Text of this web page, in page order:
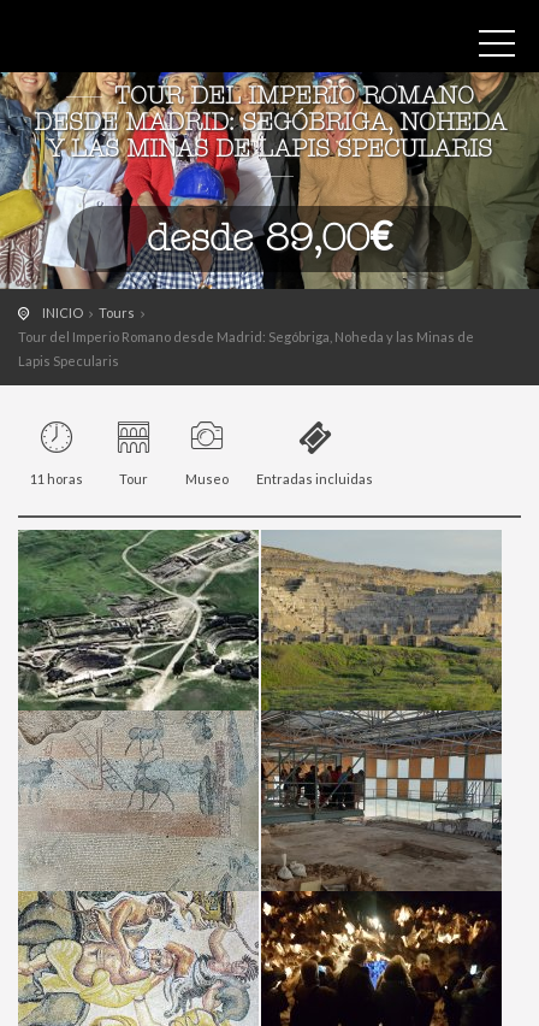
TOUR DEL IMPERIO ROMANO
DESDE MADRID: SEGÓBRIGA, NOHEDA
Y LAS MINAS DE LAPIS SPECULARIS
desde 89,00€
INICIO
Tours
Tour del Imperio Romano desde Madrid: Segóbriga, Noheda y las Minas de
Lapis Specularis
11 horas Tour Museo Entradas incluidas